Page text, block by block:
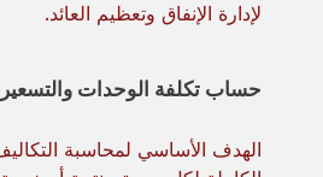
لإدارة الإنفاق وتعظيم العائد.
حساب تكلفة الوحدات والتسعير
الهدف الأساسي لمحاسبة